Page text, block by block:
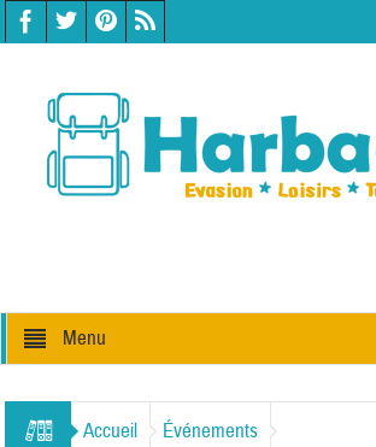
Menu
Accueil Événements